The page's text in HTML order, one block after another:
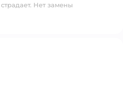
Нет замены